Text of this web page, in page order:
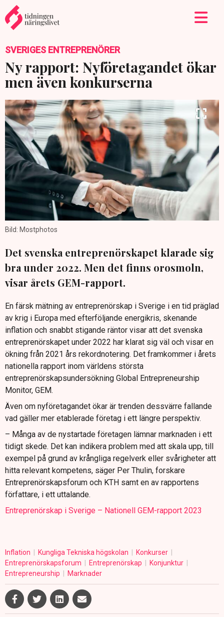
SVERIGES ENTREPRENÖRER
Ny rapport: Nyföretagandet ökar
men även konkurserna
Bild: Mostphotos
Det svenska entreprenörskapet klarade sig
bra under 2022. Men det finns orosmoln,
visar årets GEM-rapport.
En färsk mätning av entreprenörskap i Sverige i en tid präglad
av krig i Europa med efterföljande energikris, skenande
inflation och snabbt stigande räntor visar att det svenska
entreprenörskapet under 2022 har klarat sig väl och visar en
ökning från 2021 års rekordnotering. Det framkommer i årets
nationella rapport inom världens största
entreprenörskapsundersökning Global Entrepreneurship
Monitor, GEM.
Även om nyföretagandet ökar är trenden dessvärre fallande
vad gäller mer etablerade företag i ett längre perspektiv.
– Många av de nystartade företagen lämnar marknaden i ett
tidigt skede. Det kan indikera problem med att skala upp, till
exempel på grund av krångliga regelverk eller svårigheter att
hitta relevant kompetens, säger Per Thulin, forskare
Entreprenörskapsforum och KTH samt en av rapportens
författare, i ett uttalande.
Entreprenörskap i Sverige – Nationell GEM-rapport 2023
Inflation Kungliga Tekniska högskolan
Konkurser
Entreprenörskapsforum
Entreprenörskap
Konjunktur
Entrepreneurship
Marknader